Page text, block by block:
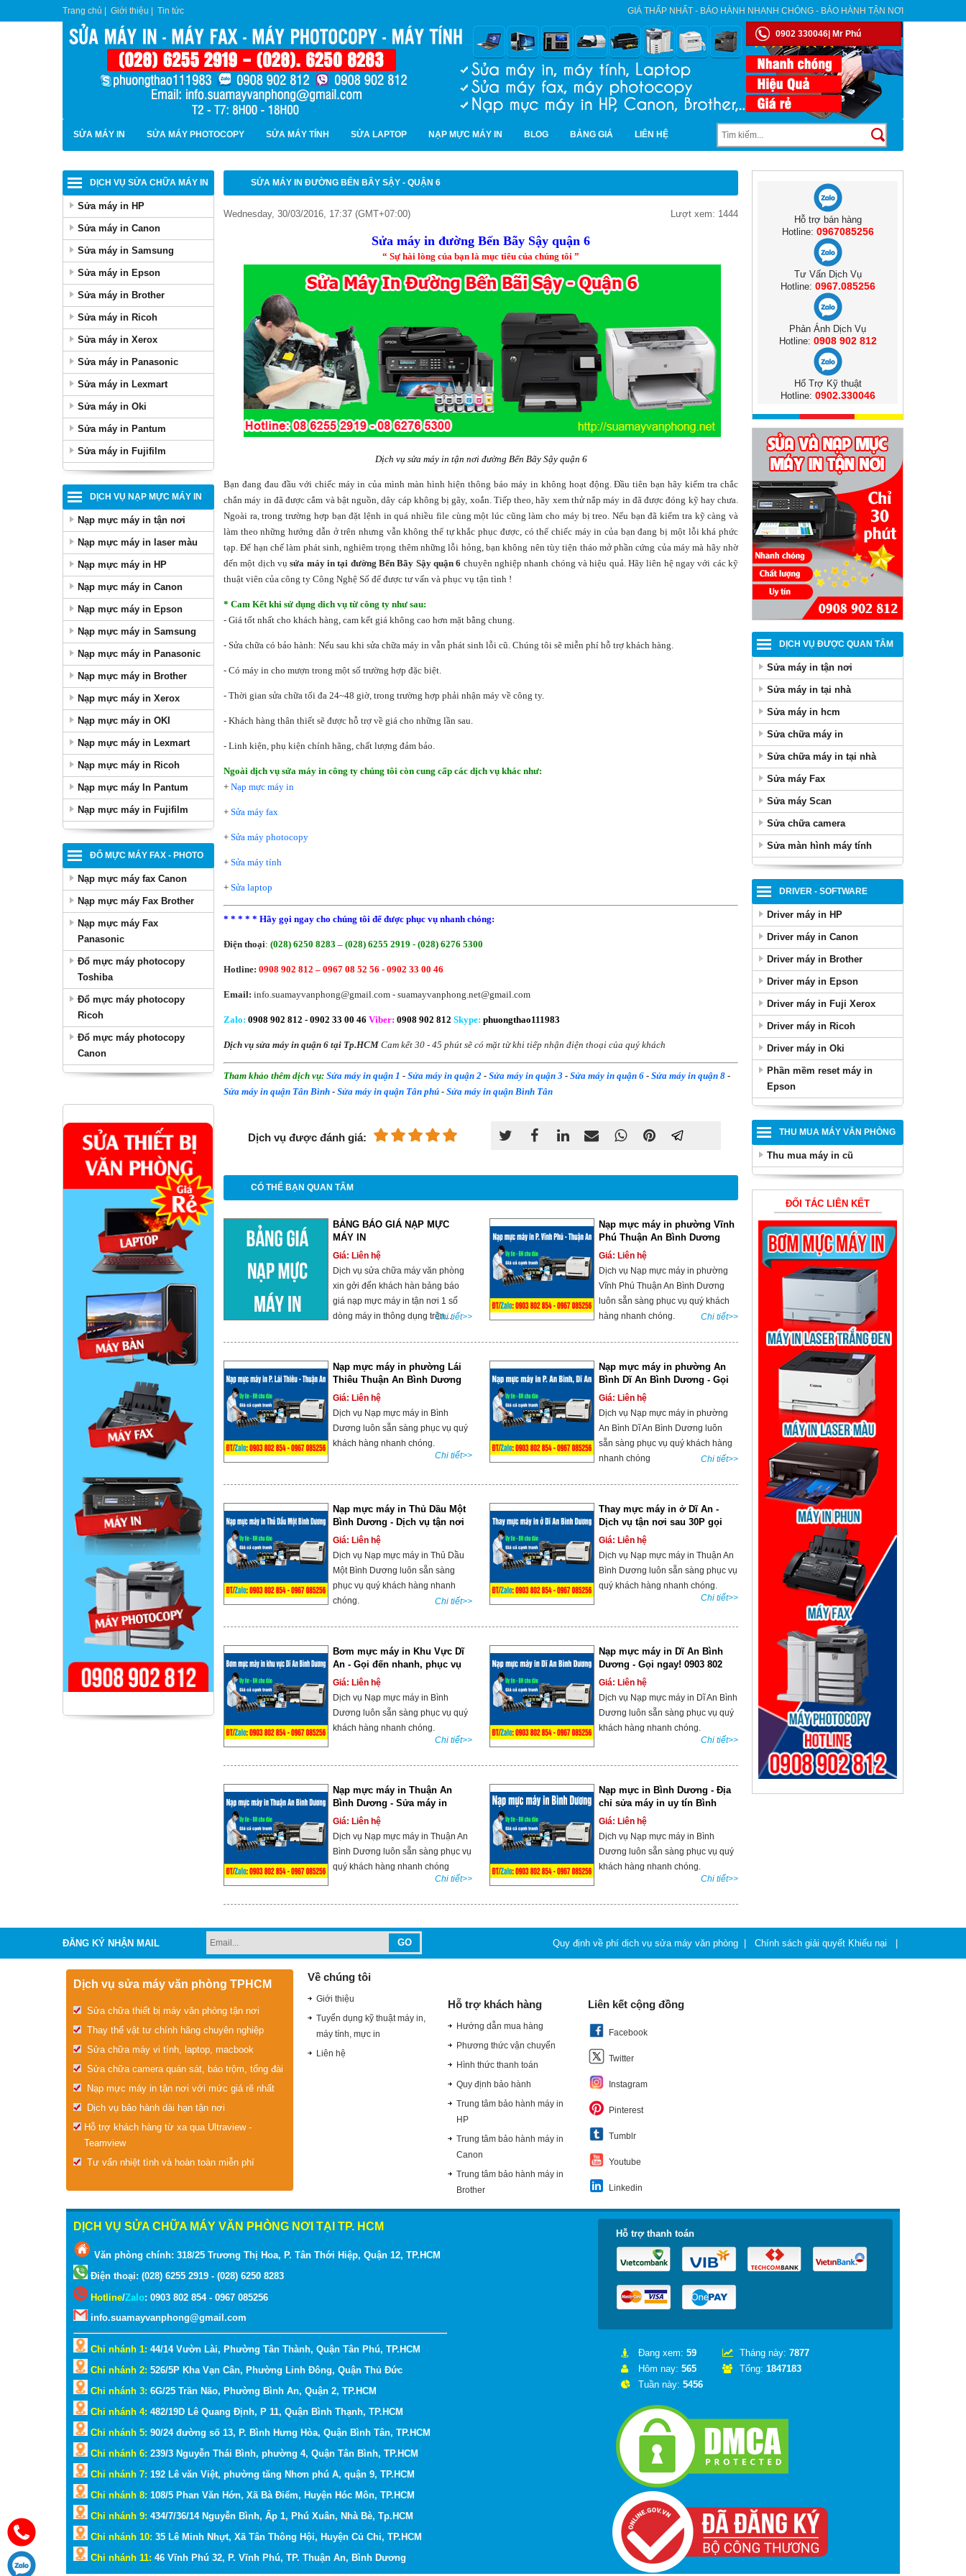
Trang chủ Giới thiệu Tin tức GIÁ THẤP NHẤT - BẢO HÀNH NHANH CHÓNG - BẢO HÀNH TẬN NƠI
0902 330046| Mr Phú
SỬA MÁY IN SỬA MÁY PHOTOCOPY SỬA MÁY TÍNH SỬA LAPTOP NẠP MỰC MÁY IN BLOG BẢNG GIÁ LIÊN HỆ
DỊCH VỤ SỬA CHỮA MÁY IN
Sửa máy in HP
Sửa máy in Canon
Sửa máy in Samsung
Sửa máy in Epson
Sửa máy in Brother
Sửa máy in Ricoh
Sửa máy in Xerox
Sửa máy in Panasonic
Sửa máy in Lexmart
Sửa máy in Oki
Sửa máy in Pantum
Sửa máy in Fujifilm
DỊCH VỤ NẠP MỰC MÁY IN
Nạp mực máy in tận nơi
Nạp mực máy in laser màu
Nạp mực máy in HP
Nạp mực máy in Canon
Nạp mực máy in Epson
Nạp mực máy in Samsung
Nạp mực máy in Panasonic
Nạp mực máy in Brother
Nạp mực máy in Xerox
Nạp mực máy in OKI
Nạp mực máy in Lexmart
Nạp mực máy in Ricoh
Nạp mực máy In Pantum
Nạp mực máy in Fujifilm
ĐỔ MỰC MÁY FAX - PHOTO
Nạp mực máy fax Canon
Nạp mực máy Fax Brother
Nạp mực máy Fax
Panasonic
Đổ mực máy photocopy
Toshiba
Đổ mực máy photocopy
Ricoh
Đổ mực máy photocopy
Canon
SỬA MÁY IN ĐƯỜNG BẾN BÃY SẬY - QUẬN 6
Wednesday, 30/03/2016, 17:37 (GMT+07:00) Lượt xem: 1444
Sửa máy in đường Bến Bãy Sậy quận 6
“ Sự hài lòng của bạn là mục tiêu của chúng tôi ”
Dịch vụ sửa máy in tận nơi đường Bến Bãy Sậy quận 6
Bạn đang đau đầu với chiếc máy in của mình màn hình hiện thông báo máy in không hoạt động. Đầu tiên bạn hãy kiểm tra chắc
chắn máy in đã được cắm và bật nguồn, dây cáp không bị gãy, xoắn. Tiếp theo, hãy xem thử nắp máy in đã được đóng kỹ hay chưa.
Ngoài ra, trong trường hợp bạn đặt lệnh in quá nhiều file cùng một lúc cũng làm cho máy bị treo. Nếu bạn đã kiểm tra kỹ càng và
làm theo những hướng dẫn ở trên nhưng vẫn không thể tự khắc phục được, có thể chiếc máy in của bạn đang bị một lỗi khá phức
tạp. Để hạn chế làm phát sinh, nghiêm trọng thêm những lỗi hỏng, bạn không nên tùy tiện tháo mở phần cứng của máy mà hãy nhờ
đến một dịch vụsửa máy in tại đường Bến Bãy Sậy quận 6 chuyên nghiệp nhanh chóng và hiệu quả. Hãy liên hệ ngay với các kỹ
thuật viên của công ty Công Nghệ Số để được tư vấn và phục vụ tận tình !
* Cam Kết khi sử dụng dich vụ từ công ty như sau:
- Giá tốt nhất cho khách hàng, cam kết giá không cao hơn mặt bằng chung.
- Sửa chữa có bảo hành: Nếu sau khi sửa chữa máy in vẫn phát sinh lỗi cũ. Chúng tôi sẽ miễn phí hỗ trợ khách hàng.
- Có máy in cho mượn trong một số trường hợp đặc biệt.
- Thời gian sửa chữa tối đa 24~48 giờ, trong trường hợp phải nhận máy về công ty.
- Khách hàng thân thiết sẽ được hỗ trợ về giá cho những lần sau.
- Linh kiện, phụ kiện chính hãng, chất lượng đảm bảo.
Ngoài dịch vụ sửa máy in công ty chúng tôi còn cung cấp các dịch vụ khác như:
+ Nạp mực máy in
+ Sửa máy fax
+ Sửa máy photocopy
+ Sửa máy tính
+ Sửa laptop
* * * * * Hãy gọi ngay cho chúng tôi để được phục vụ nhanh chóng:
Điện thoại: (028) 6250 8283 – (028) 6255 2919 - (028) 6276 5300
Hotline: 0908 902 812 – 0967 08 52 56 - 0902 33 00 46
Email: info.suamayvanphong@gmail.com - suamayvanphong.net@gmail.com
Zalo: 0908 902 812 - 0902 33 00 46 Viber: 0908 902 812 Skype: phuongthao111983
Dịch vụ sửa máy in quận 6 tại Tp.HCM Cam kết 30 - 45 phút sẽ có mặt từ khi tiếp nhận điện thoại của quý khách
Tham khảo thêm dịch vụ: Sửa máy in quận 1 - Sửa máy in quận 2 - Sửa máy in quận 3 - Sửa máy in quận 6 - Sửa máy in quận 8 -
Sửa máy in quận Tân Bình - Sửa máy in quận Tân phú - Sửa máy in quận Bình Tân
Dịch vụ được đánh giá:
CÓ THỂ BẠN QUAN TÂM
BẢNG BÁO GIÁ NẠP MỰC
MÁY IN
Giá: Liên hệ
Dịch vụ sửa chữa máy văn phòng
xin gởi đến khách hàn bảng báo
giá nạp mực máy in tận nơi 1 số
dòng máy in thông dụng trên...Chi tiết>>
Nạp mực máy in phường Vĩnh
Phú Thuận An Bình Dương
Giá: Liên hệ
Dịch vụ Nạp mực máy in phường
Vĩnh Phú Thuận An Bình Dương
luôn sẵn sàng phục vụ quý khách
hàng nhanh chóng.
Chi tiết>>
Nạp mực máy in phường Lái
Thiêu Thuận An Bình Dương
Giá: Liên hệ
Dịch vụ Nạp mực máy in Bình
Dương luôn sẵn sàng phục vụ quý
khách hàng nhanh chóng.
Chi tiết>>
Nạp mực máy in phường An
Bình Dĩ An Bình Dương - Gọi
ngay!
Giá: Liên hệ
Dịch vụ Nạp mực máy in phường
An Bình Dĩ An Bình Dương luôn
sẵn sàng phục vụ quý khách hàng
nhanh chóng
Chi tiết>>
Nạp mực máy in Thủ Dầu Một
Bình Dương - Dịch vụ tận nơi
Giá: Liên hệ
Dịch vụ Nạp mực máy in Thủ Dầu
Một Bình Dương luôn sẵn sàng
phục vụ quý khách hàng nhanh
chóng.
Chi tiết>>
Thay mực máy in ở Dĩ An -
Dịch vụ tận nơi sau 30P gọi
Giá: Liên hệ
Dịch vụ Nạp mực máy in Thuận An
Bình Dương luôn sẵn sàng phục vụ
quý khách hàng nhanh chóng.
Chi tiết>>
Bơm mực máy in Khu Vực Dĩ
An - Gọi đến nhanh, phục vụ
tận nơi
Giá: Liên hệ
Dịch vụ Nạp mực máy in Bình
Dương luôn sẵn sàng phục vụ quý
khách hàng nhanh chóng.
Chi tiết>>
Nạp mực máy in Dĩ An Bình
Dương - Gọi ngay! 0903 802
854
Giá: Liên hệ
Dịch vụ Nạp mực máy in Dĩ An Bình
Dương luôn sẵn sàng phục vụ quý
khách hàng nhanh chóng.
Chi tiết>>
Nạp mực máy in Thuận An
Bình Dương - Sửa máy in
Thuận An
Giá: Liên hệ
Dịch vụ Nạp mực máy in Thuận An
Bình Dương luôn sẵn sàng phục vụ
quý khách hàng nhanh chóng
Chi tiết>>
Nạp mực in Bình Dương - Địa
chỉ sửa máy in uy tín Bình
Dương
Giá: Liên hệ
Dịch vụ Nạp mực máy in Bình
Dương luôn sẵn sàng phục vụ quý
khách hàng nhanh chóng.
Chi tiết>>
Hỗ trợ bán hàng
Hotline: 0967085256
Tư Vấn Dịch Vụ
Hotline: 0967.085256
Phản Ánh Dịch Vụ
Hotline: 0908 902 812
Hổ Trợ Kỹ thuật
Hotline: 0902.330046
DỊCH VỤ ĐƯỢC QUAN TÂM
Sửa máy in tận nơi
Sửa máy in tại nhà
Sửa máy in hcm
Sửa chữa máy in
Sửa chữa máy in tại nhà
Sửa máy Fax
Sửa máy Scan
Sửa chữa camera
Sửa màn hình máy tính
DRIVER - SOFTWARE
Driver máy in HP
Driver máy in Canon
Driver máy in Brother
Driver máy in Epson
Driver máy in Fuji Xerox
Driver máy in Ricoh
Driver máy in Oki
Phần mềm reset máy in
Epson
THU MUA MÁY VĂN PHÒNG
Thu mua máy in cũ
ĐỐI TÁC LIÊN KẾT
ĐĂNG KÝ NHẬN MAIL Quy định về phí dịch vụ sửa máy văn phòng Chính sách giải quyết Khiếu nại
Dịch vụ sửa máy văn phòng TPHCM
Sửa chữa thiết bị máy văn phòng tận nơi
Thay thế vật tư chính hãng chuyên nghiệp
Sửa chữa máy vi tính, laptop, macbook
Sửa chữa camera quán sát, báo trộm, tổng đài
Nạp mực máy in tận nơi với mức giá rẽ nhất
Dịch vụ bảo hành dài hạn tận nơi
Hỗ trợ khách hàng từ xa qua Ultraview -
Teamview
Tư vấn nhiệt tình và hoàn toàn miễn phí
Về chúng tôi
Giới thiệu
Tuyển dụng kỹ thuật máy in,
máy tính, mực in
Liên hệ
Hỗ trợ khách hàng
Hướng dẫn mua hàng
Phương thức vận chuyển
Hình thức thanh toán
Quy định bảo hành
Trung tâm bảo hành máy in
HP
Trung tâm bảo hành máy in
Canon
Trung tâm bảo hành máy in
Brother
Liên kết cộng đồng
Facebook
Twitter
Instagram
Pinterest
Tumblr
Youtube
Linkedin
Hỗ trợ thanh toán
Đang xem: 59
Hôm nay: 565
Tuần này: 5456
Tháng này: 7877
Tổng: 1847183
DỊCH VỤ SỬA CHỮA MÁY VĂN PHÒNG NƠI TẠI TP. HCM
Văn phòng chính: 318/25 Trương Thị Hoa, P. Tân Thới Hiệp, Quận 12, TP.HCM
Điện thoại: (028) 6255 2919 - (028) 6250 8283
Hotline/Zalo: 0903 802 854 - 0967 085256
info.suamayvanphong@gmail.com
Chi nhánh 1: 44/14 Vườn Lài, Phường Tân Thành, Quận Tân Phú, TP.HCM
Chi nhánh 2: 526/5P Kha Vạn Cân, Phường Linh Đông, Quận Thủ Đức
Chi nhánh 3: 6G/25 Trần Não, Phường Bình An, Quận 2, TP.HCM
Chi nhánh 4: 482/19D Lê Quang Định, P 11, Quận Bình Thạnh, TP.HCM
Chi nhánh 5: 90/24 đường số 13, P. Bình Hưng Hòa, Quận Bình Tân, TP.HCM
Chi nhánh 6: 239/3 Nguyễn Thái Bình, phường 4, Quận Tân Bình, TP.HCM
Chi nhánh 7: 192 Lê văn Việt, phường tăng Nhơn phú A, quận 9, TP.HCM
Chi nhánh 8: 108/5 Phan Văn Hớn, Xã Bà Điểm, Huyện Hóc Môn, TP.HCM
Chi nhánh 9: 434/7/36/14 Nguyễn Bình, Ấp 1, Phú Xuân, Nhà Bè, Tp.HCM
Chi nhánh 10: 35 Lê Minh Nhựt, Xã Tân Thông Hội, Huyện Củ Chi, TP.HCM
Chi nhánh 11: 46 Vĩnh Phú 32, P. Vĩnh Phú, TP. Thuận An, Bình Dương